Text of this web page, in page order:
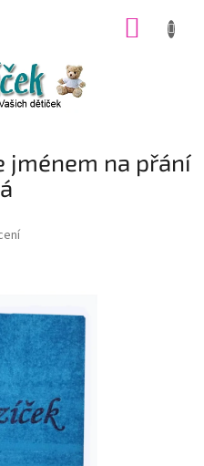
jménem na přání